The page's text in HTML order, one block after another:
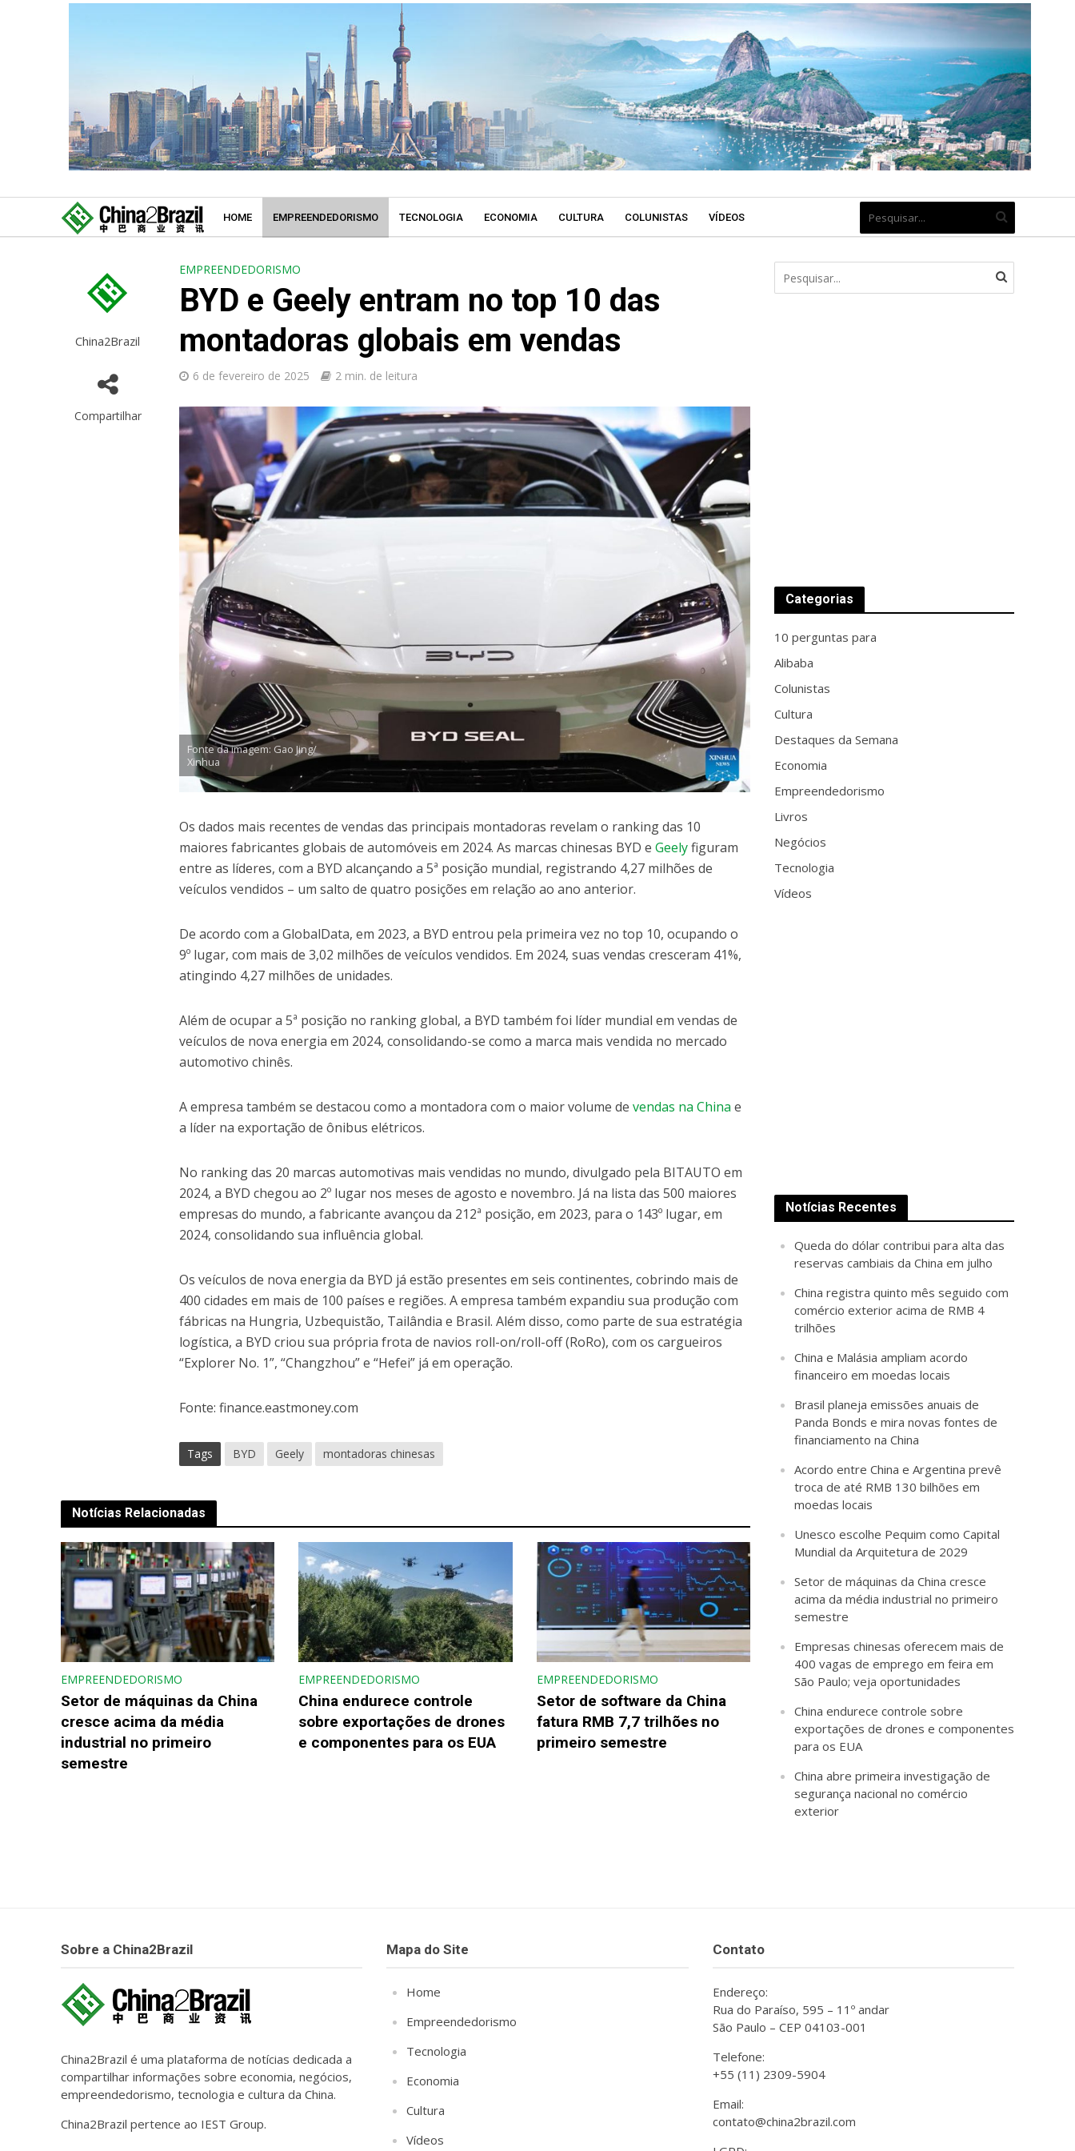
HOME EMPREENDEDORISMO TECNOLOGIA ECONOMIA CULTURA COLUNISTAS VÍDEOS
China2Brazil
Compartilhar
EMPREENDEDORISMO
BYD e Geely entram no top 10 das
montadoras globais em vendas
6 de fevereiro de 2025 2 min. de leitura
Fonte da imagem: Gao Jing/
Xinhua
Os dados mais recentes de vendas das principais montadoras revelam o ranking das 10
maiores fabricantes globais de automóveis em 2024. As marcas chinesas BYD eGeelyfiguram
entre as líderes, com a BYD alcançando a 5ª posição mundial, registrando 4,27 milhões de
veículos vendidos – um salto de quatro posições em relação ao ano anterior.
De acordo com a GlobalData, em 2023, a BYD entrou pela primeira vez no top 10, ocupando o
9º lugar, com mais de 3,02 milhões de veículos vendidos. Em 2024, suas vendas cresceram 41%,
atingindo 4,27 milhões de unidades.
Além de ocupar a 5ª posição no ranking global, a BYD também foi líder mundial em vendas de
veículos de nova energia em 2024, consolidando-se como a marca mais vendida no mercado
automotivo chinês.
A empresa também se destacou como a montadora com o maior volume devendas na China e
a líder na exportação de ônibus elétricos.
No ranking das 20 marcas automotivas mais vendidas no mundo, divulgado pela BITAUTO em
2024, a BYD chegou ao 2º lugar nos meses de agosto e novembro. Já na lista das 500 maiores
empresas do mundo, a fabricante avançou da 212ª posição, em 2023, para o 143º lugar, em
2024, consolidando sua influência global.
Os veículos de nova energia da BYD já estão presentes em seis continentes, cobrindo mais de
400 cidades em mais de 100 países e regiões. A empresa também expandiu sua produção com
fábricas na Hungria, Uzbequistão, Tailândia e Brasil. Além disso, como parte de sua estratégia
logística, a BYD criou sua própria frota de navios roll-on/roll-off (RoRo), com os cargueiros
“Explorer No. 1”, “Changzhou” e “Hefei” já em operação.
Fonte: finance.eastmoney.com
Tags BYD Geely montadoras chinesas
Notícias Relacionadas
EMPREENDEDORISMO
Setor de máquinas da China
cresce acima da média
industrial no primeiro
semestre
EMPREENDEDORISMO
China endurece controle
sobre exportações de drones
e componentes para os EUA
EMPREENDEDORISMO
Setor de software da China
fatura RMB 7,7 trilhões no
primeiro semestre
Categorias
10 perguntas para
Alibaba
Colunistas
Cultura
Destaques da Semana
Economia
Empreendedorismo
Livros
Negócios
Tecnologia
Vídeos
Notícias Recentes
Queda do dólar contribui para alta das
reservas cambiais da China em julho
China registra quinto mês seguido com
comércio exterior acima de RMB 4
trilhões
China e Malásia ampliam acordo
financeiro em moedas locais
Brasil planeja emissões anuais de
Panda Bonds e mira novas fontes de
financiamento na China
Acordo entre China e Argentina prevê
troca de até RMB 130 bilhões em
moedas locais
Unesco escolhe Pequim como Capital
Mundial da Arquitetura de 2029
Setor de máquinas da China cresce
acima da média industrial no primeiro
semestre
Empresas chinesas oferecem mais de
400 vagas de emprego em feira em
São Paulo; veja oportunidades
China endurece controle sobre
exportações de drones e componentes
para os EUA
China abre primeira investigação de
segurança nacional no comércio
exterior
Sobre a China2Brazil
China2Brazil é uma plataforma de notícias dedicada a
compartilhar informações sobre economia, negócios,
empreendedorismo, tecnologia e cultura da China.
China2Brazil pertence ao IEST Group.
Mapa do Site
Home
Empreendedorismo
Tecnologia
Economia
Cultura
Vídeos
Contato
Endereço:
Rua do Paraíso, 595 – 11º andar
São Paulo – CEP 04103-001
Telefone:
+55 (11) 2309-5904
Email:
contato@china2brazil.com